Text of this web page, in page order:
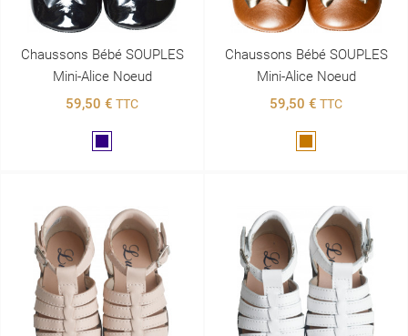
Chaussons Bébé SOUPLES
Mini-Alice Noeud
59,50 € TTC
Chaussons Bébé SOUPLES
Mini-Alice Noeud
59,50 € TTC